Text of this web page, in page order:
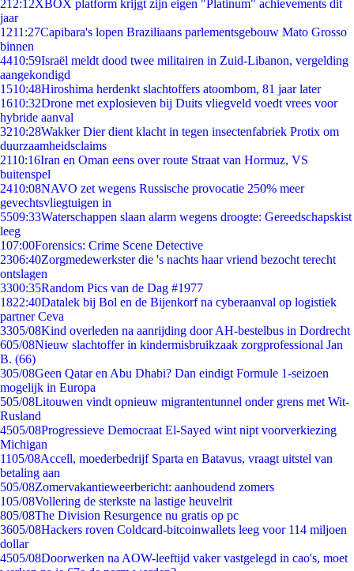
212:12XBOX platform krijgt zijn eigen "Platinum" achievements dit
jaar
1211:27Capibara's lopen Braziliaans parlementsgebouw Mato Grosso
binnen
4410:59Israël meldt dood twee militairen in Zuid-Libanon, vergelding
aangekondigd
1510:48Hiroshima herdenkt slachtoffers atoombom, 81 jaar later
1610:32Drone met explosieven bij Duits vliegveld voedt vrees voor
hybride aanval
3210:28Wakker Dier dient klacht in tegen insectenfabriek Protix om
duurzaamheidsclaims
2110:16Iran en Oman eens over route Straat van Hormuz, VS
buitenspel
2410:08NAVO zet wegens Russische provocatie 250% meer
gevechtsvliegtuigen in
5509:33Waterschappen slaan alarm wegens droogte: Gereedschapskist
leeg
107:00Forensics: Crime Scene Detective
2306:40Zorgmedewerkster die 's nachts haar vriend bezocht terecht
ontslagen
3300:35Random Pics van de Dag #1977
1822:40Datalek bij Bol en de Bijenkorf na cyberaanval op logistiek
partner Ceva
3305/08Kind overleden na aanrijding door AH-bestelbus in Dordrecht
605/08Nieuw slachtoffer in kindermisbruikzaak zorgprofessional Jan
B. (66)
305/08Geen Qatar en Abu Dhabi? Dan eindigt Formule 1-seizoen
mogelijk in Europa
505/08Litouwen vindt opnieuw migrantentunnel onder grens met Wit-
Rusland
4505/08Progressieve Democraat El-Sayed wint nipt voorverkiezing
Michigan
1105/08Accell, moederbedrijf Sparta en Batavus, vraagt uitstel van
betaling aan
505/08Zomervakantieweerbericht: aanhoudend zomers
105/08Vollering de sterkste na lastige heuvelrit
805/08The Division Resurgence nu gratis op pc
3605/08Hackers roven Coldcard-bitcoinwallets leeg voor 114 miljoen
dollar
4505/08Doorwerken na AOW-leeftijd vaker vastgelegd in cao's, moet